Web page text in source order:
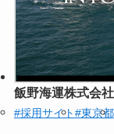
飯野海運株式会社
#採用サイト#東京都